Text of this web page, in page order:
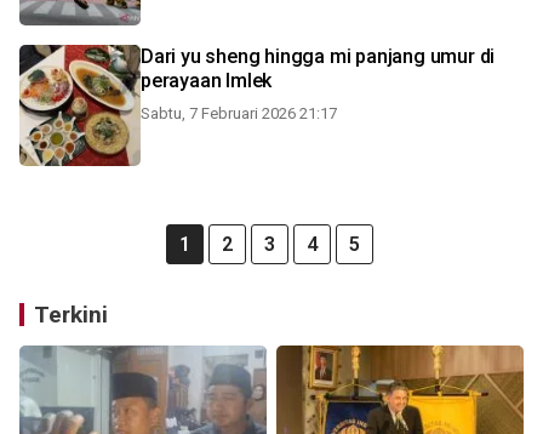
Dari yu sheng hingga mi panjang umur di
perayaan Imlek
Sabtu, 7 Februari 2026 21:17
1 2 3 4 5
Terkini